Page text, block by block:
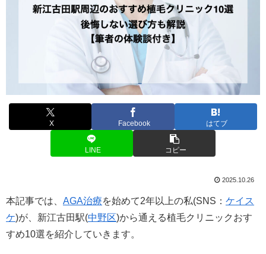
X Facebook はてブ
LINE コピー
2025.10.26
本記事では、 AGA治療を始めて2年以上の私(SNS： ケイス
ケ)が、新江古田駅(中野区)から通える植毛クリニックおす
すめ10選を紹介していきます。